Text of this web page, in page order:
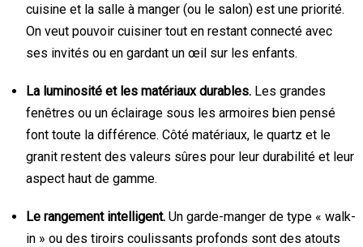
cuisine et la salle à manger (ou le salon) est une priorité.
On veut pouvoir cuisiner tout en restant connecté avec
ses invités ou en gardant un œil sur les enfants.
La luminosité et les matériaux durables. Les grandes
fenêtres ou un éclairage sous les armoires bien pensé
font toute la différence. Côté matériaux, le quartz et le
granit restent des valeurs sûres pour leur durabilité et leur
aspect haut de gamme.
Le rangement intelligent. Un garde-manger de type « walk-
in » ou des tiroirs coulissants profonds sont des atouts